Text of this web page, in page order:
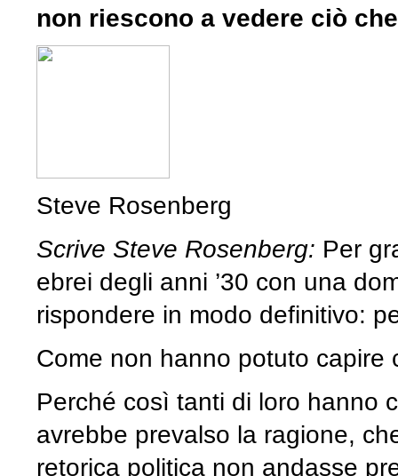
non riescono a vedere ciò
Steve Rosenberg
Scrive Steve Rosenberg: Per
ebrei degli anni ’30 con una
rispondere in modo definitivo:
Come non hanno potuto
Perché così tanti di loro hanno
avrebbe prevalso la ragione,
retorica politica non andasse